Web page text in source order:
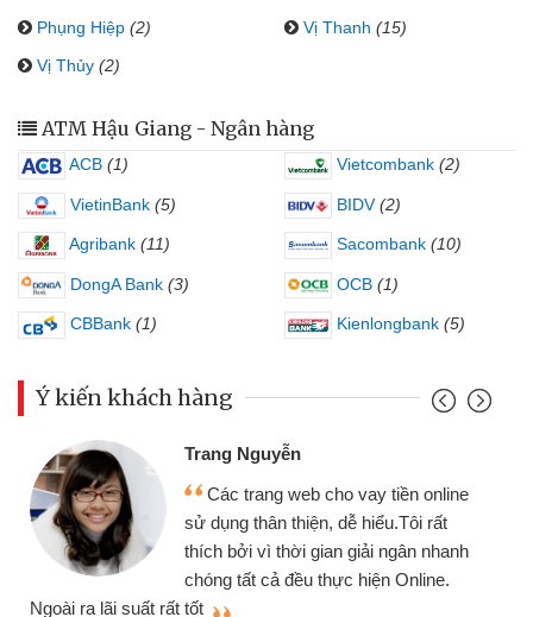
Phụng Hiệp (2) Vị Thanh (15)
Vị Thủy (2)
ATM Hậu Giang - Ngân hàng
ACB (1) Vietcombank (2)
VietinBank (5) BIDV (2)
Agribank (11) Sacombank (10)
DongA Bank (3) OCB (1)
CBBank (1) Kienlongbank (5)
Ý kiến khách hàng
Trang Nguyễn
Các trang web cho vay tiền online
sử dụng thân thiện, dễ hiểu.Tôi rất
thích bởi vì thời gian giải ngân nhanh
chóng tất cả đều thực hiện Online.
Ngoài ra lãi suất rất tốt